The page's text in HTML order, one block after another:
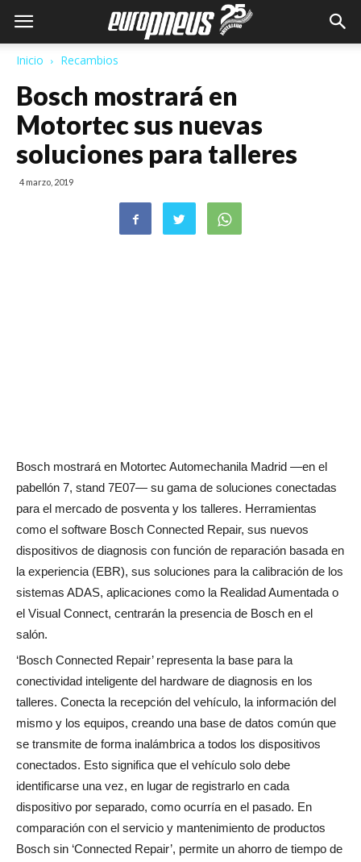
Inicio Recambios
Bosch mostrará en
Motortec sus nuevas
soluciones para talleres
4 marzo, 2019
Bosch mostrará en Motortec Automechanila Madrid —en el
pabellón 7, stand 7E07— su gama de soluciones conectadas
para el mercado de posventa y los talleres. Herramientas
como el software Bosch Connected Repair, sus nuevos
dispositivos de diagnosis con función de reparación basada en
la experiencia (EBR), sus soluciones para la calibración de los
sistemas ADAS, aplicaciones como la Realidad Aumentada o
el Visual Connect, centrarán la presencia de Bosch en el
salón.
‘Bosch Connected Repair’ representa la base para la
conectividad inteligente del hardware de diagnosis en los
talleres. Conecta la recepción del vehículo, la información del
mismo y los equipos, creando una base de datos común que
se transmite de forma inalámbrica a todos los dispositivos
conectados. Esto significa que el vehículo solo debe
identificarse una vez, en lugar de registrarlo en cada
dispositivo por separado, como ocurría en el pasado. En
comparación con el servicio y mantenimiento de productos
Bosch sin ‘Connected Repair’, permite un ahorro de tiempo de